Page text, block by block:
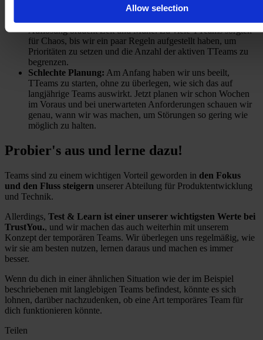
Allow selection
erkannt hatten, haben wir anfangs zu viele auf einmal
Auflösung braucht Zeit und Mühe. Zu viele TTeams sorgten
für Chaos, bis wir ein paar Regeln aufgestellt haben, um
Prioritäten zu setzen und die Anzahl der aktiven TTeams zu
begrenzen.
Schlechte Planung: Am Anfang haben wir uns beeilt,
TTeams zu starten, ohne zu überlegen, wie sich das auf
langjährige Teams auswirkt. Jetzt planen wir schon Wochen
im Voraus und bei unerwarteten Anforderungen schauen wir
genau, wann wir was machen, um Störungen so gering wie
möglich zu halten.
Probier's aus und lerne dazu!
Teams sind zu einem wichtigen Vorteil geworden in den Fokus
und den Fluss steigern unserer Abteilung für Produktentwicklung
und Technik.
Allerdings, Test & Learn ist einer unserer wichtigsten Werte bei
TrustYou., und wir machen das auch weiterhin mit unserem
Konzept der temporären Teams. Wir überlegen uns regelmäßig, wie
wir sie am besten nutzen, lernen daraus und machen es immer
besser.
Wenn du dich in einer ähnlichen Situation wie der im Beispiel
beschriebenen mit langlebigen Teams befindest, könnte es sich
lohnen, darüber nachzudenken, ob eine Art temporäres Team für
dich funktionieren könnte.
Teilen